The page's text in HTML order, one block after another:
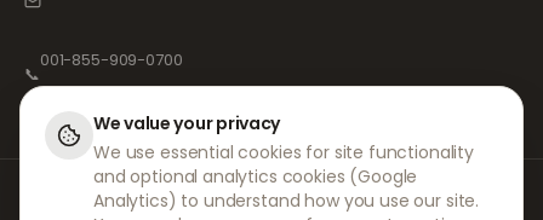
📞
001-855-909-0700
Bei DokterNow arbeiten wir mit vollständig registrierten Ärzten und
We value your privacy
We use essential cookies for site functionality
and optional analytics cookies (Google
Analytics) to understand how you use our site.